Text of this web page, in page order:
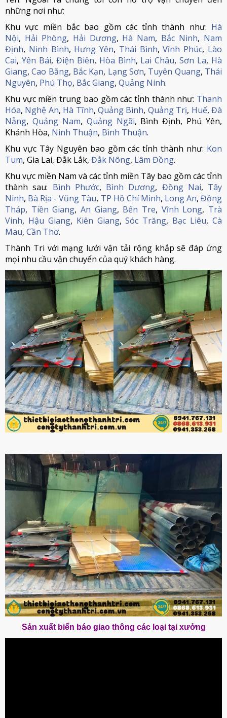
những nơi như:
Khu vực miền bắc bao gồm các tỉnh thành như: Hà
Nội, Hải Phòng, Hải Dương, Hà Nam, Bắc Ninh, Nam
Định, Ninh Bình, Hưng Yên, Thái Bình,Vĩnh Phúc, Lào
Cai, Yên Bái, Điện Biên, Hòa Bình, Lai Châu,Sơn La, Hà
Giang,Cao Bằng, Bắc Kạn, Lạng Sơn, Tuyên Quang, Thái
Nguyên, Phú Thọ, Bắc Giang, Quảng Ninh.
Khu vực miền trung bao gồm các tỉnh thành như: Thanh
Hóa, Nghệ An, Hà Tĩnh,Quảng Bình, Quảng Trị, Huế,Đà
Nẵng, Quảng Nam, Quảng Ngãi, Bình Định, Phú Yên,
Khánh Hòa, Ninh Thuận, Bình Thuận.
Khu vực Tây Nguyên bao gồm các tỉnh thành như: Kon
Tum, Gia Lai, Đắk Lắk, Đắk Nông, Lâm Đồng.
Khu vực miền Nam và các tỉnh miền Tây bao gồm các tỉnh
thành sau: Bình Phước, Bình Dương, Đồng Nai, Tây
Ninh, Bà Rịa - Vũng Tàu, TP Hồ Chí Minh, Long An,Đồng
Tháp, Tiền Giang,An Giang, Bến Tre, Vĩnh Long, Trà
Vinh, Hậu Giang, Kiên Giang,Sóc Trăng, Bạc Liêu,Cà
Mau, Cần Thơ.
Thành Tri với mạng lưới vận tải rộng khắp sẽ đáp ứng
mọi nhu cầu vận chuyển của quý khách hàng.
Sản xuất biển báo giao thông các loại tại xưởng